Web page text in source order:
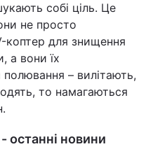
собі ціль. Це
не просто
коптер для знищення
а вони їх
– вилітають,
то намагаються
останні новини